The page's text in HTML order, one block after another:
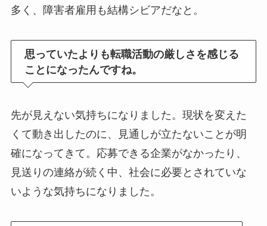
多く、障害者雇用も結構シビアだなと。
思っていたよりも転職活動の厳しさを感じる
ことになったんですね。
先が見えない気持ちになりました。現状を変えた
くて動き出したのに、見通しが立たないことが明
確になってきて。応募できる企業がなかったり、
見送りの連絡が続く中、社会に必要とされていな
いような気持ちになりました。